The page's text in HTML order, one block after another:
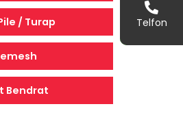
/ Turap
Bendrat
Telfon